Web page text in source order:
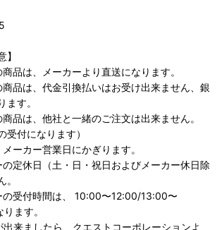
】
は、メーカーより直送になります。
品は、代金引換払いはお受け出来ません、銀
ます。
は、他社と一緒のご注文は出来ません。
受付になります）
カー営業日にかぎります。
定休日（土・日・祝日およびメーカー休日除
受付時間は、 10:00〜12:00/13:00〜
ます。
来ましたら、クエストコーポレーションよ